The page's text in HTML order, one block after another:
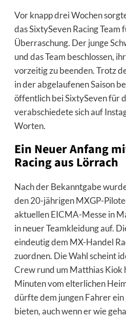
Vor knapp drei Wochen
das SixtySeven Racing Team
Überraschung. Der junge
und das Team beschlossen,
vorzeitig zu beenden. Trotz
in der abgelaufenen Saison
öffentlich bei SixtySeven für
verabschiedete sich auf
Worten.
Ein Neuer Anfang
Racing aus Lörrach
Nach der Bekanntgabe
den 20-jährigen MXGP-
aktuellen EICMA-Messe in
in neuer Teamkleidung auf.
eindeutig dem MX-Handel
zuordnen. Die Wahl scheint
Crew rund um Matthias Kiok
Minuten vom elterlichen
dürfte dem jungen Fahrer ein
bieten, auch wenn er wie